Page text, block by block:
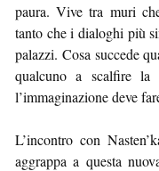
paura. Vive tra muri
tanto che i dialoghi più
palazzi. Cosa succede
qualcuno a scalfire la
l’immaginazione deve
L’incontro con
aggrappa a questa